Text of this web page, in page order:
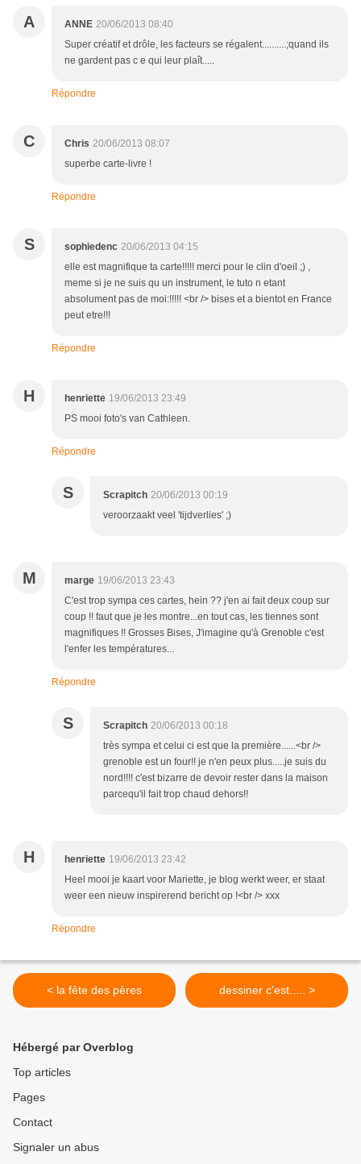
A ANNE 20/06/2013 08:40
Super créatif et drôle, les facteurs se régalent..........;quand ils
ne gardent pas c e qui leur plaît.....
Répondre
C Chris 20/06/2013 08:07
superbe carte-livre !
Répondre
S sophiedenc 20/06/2013 04:15
elle est magnifique ta carte!!!!! merci pour le clin d'oeil ;) ,
meme si je ne suis qu un instrument, le tuto n etant
absolument pas de moi:!!!!! <br /> bises et a bientot en France
peut etre!!!
Répondre
H henriette 19/06/2013 23:49
PS mooi foto's van Cathleen.
Répondre
S Scrapitch 20/06/2013 00:19
veroorzaakt veel 'tijdverlies' ;)
M marge 19/06/2013 23:43
C'est trop sympa ces cartes, hein ?? j'en ai fait deux coup sur
coup !! faut que je les montre...en tout cas, les tiennes sont
magnifiques !! Grosses Bises, J'imagine qu'à Grenoble c'est
l'enfer les températures...
Répondre
S Scrapitch 20/06/2013 00:18
très sympa et celui ci est que la première......<br />
grenoble est un four!! je n'en peux plus.....je suis du
nord!!!! c'est bizarre de devoir rester dans la maison
parcequ'il fait trop chaud dehors!!
H henriette 19/06/2013 23:42
Heel mooi je kaart voor Mariette, je blog werkt weer, er staat
weer een nieuw inspirerend bericht op !<br /> xxx
Répondre
< la fête des pères dessiner c'est..... >
Hébergé par Overblog
Top articles
Pages
Contact
Signaler un abus